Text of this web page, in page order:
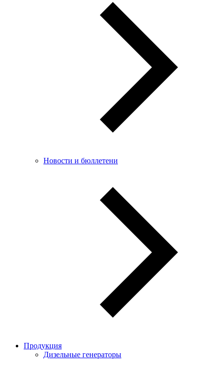
Новости и бюллетени
Продукция
Дизельные генераторы